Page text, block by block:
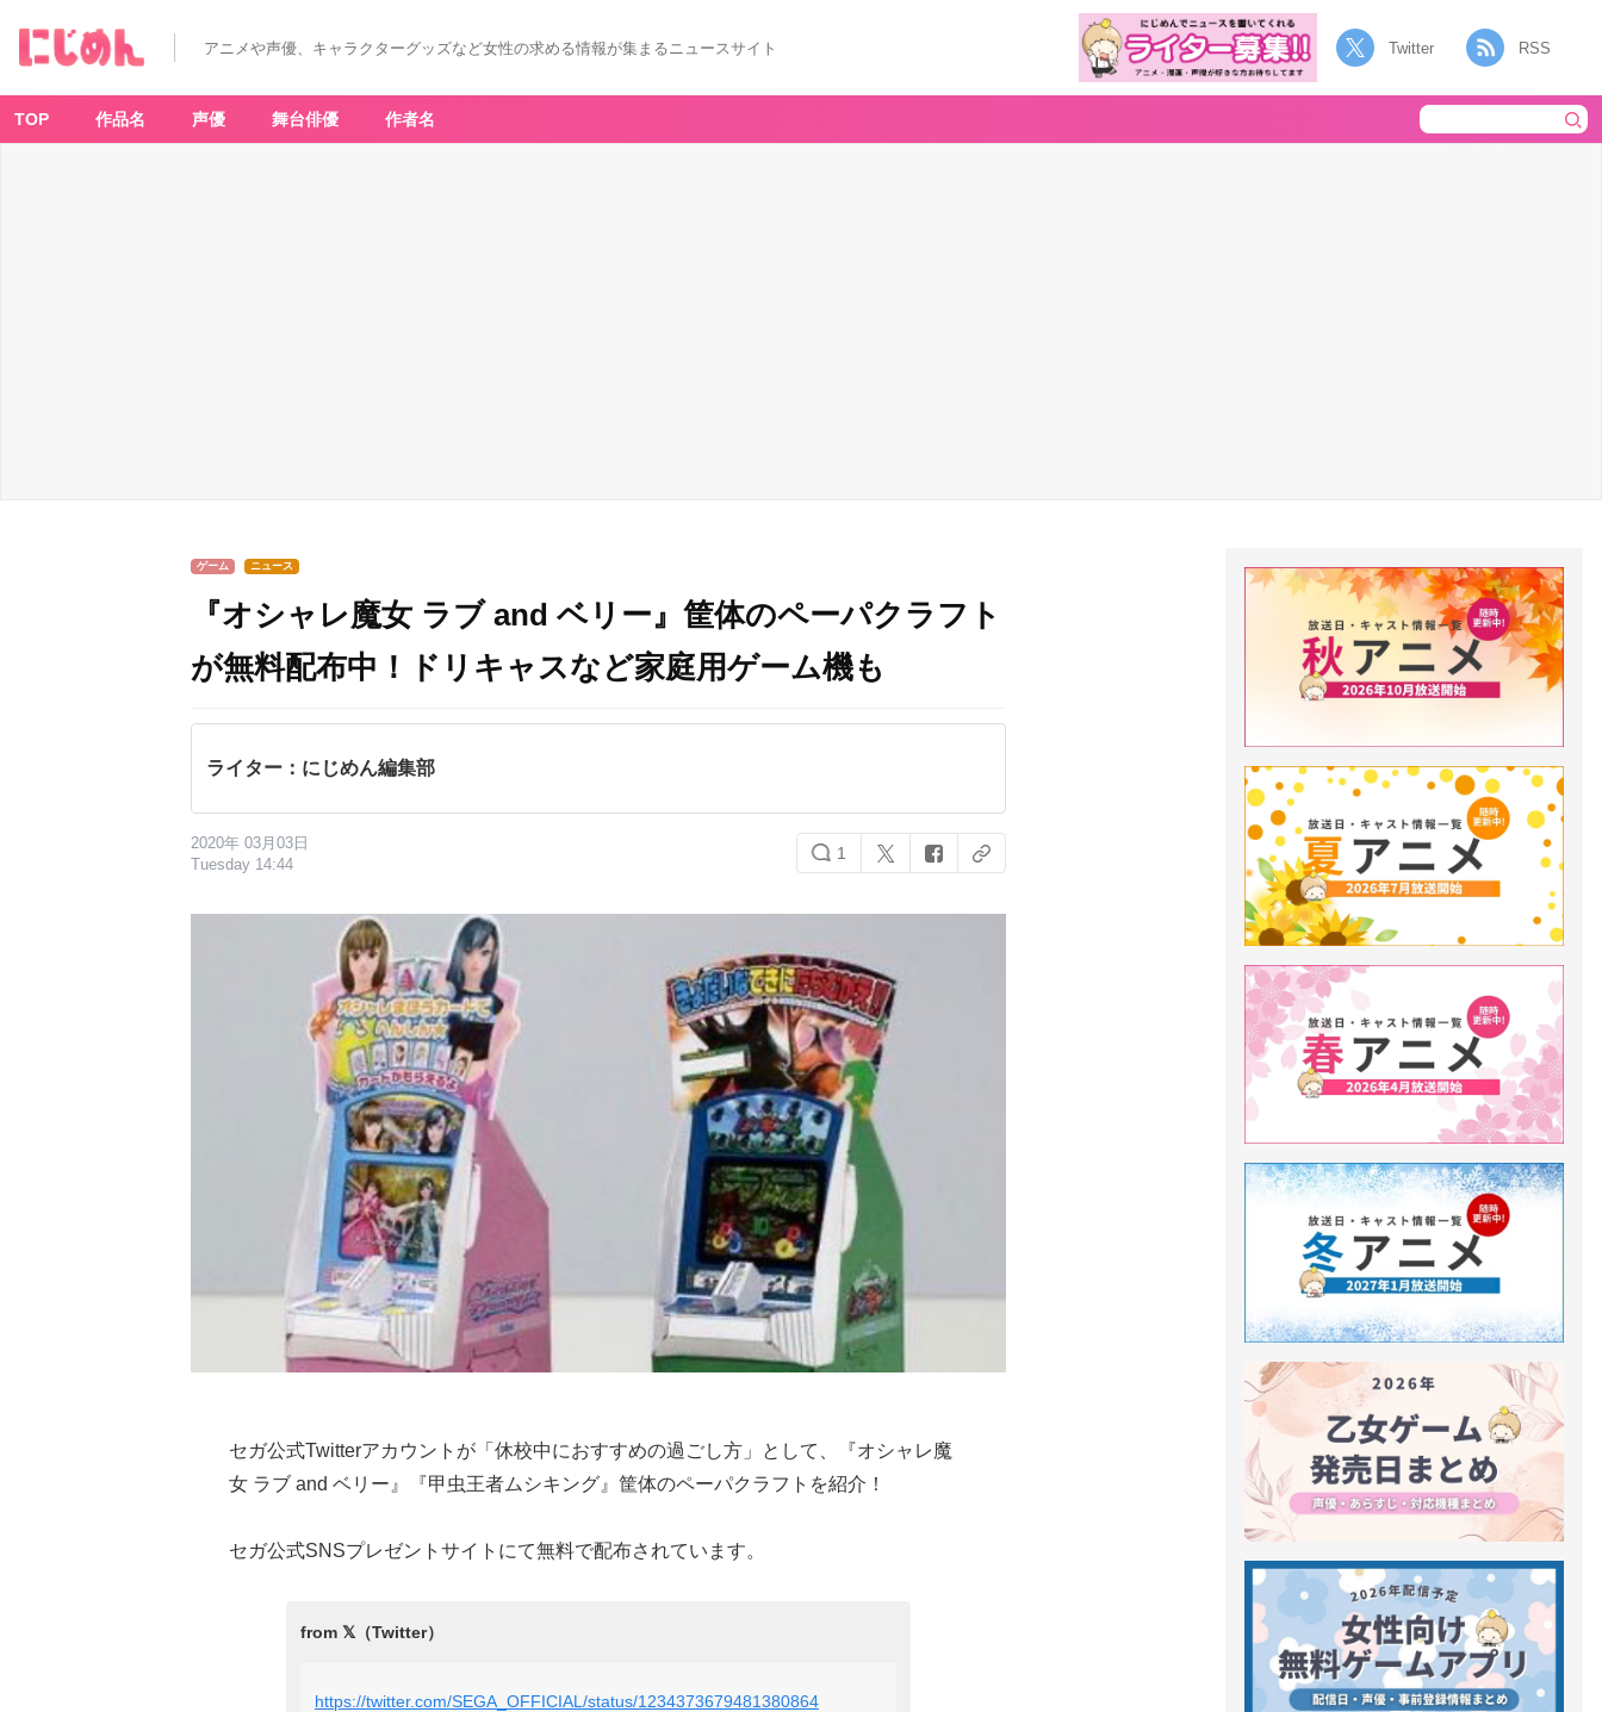
アニメや声優、キャラクターグッズなど女性の求める情報が集まるニュースサイト Twitter RSS
TOP 作品名 声優 舞台俳優 作者名
ゲーム ニュース
『オシャレ魔女 ラブ and ベリー』筐体のペーパクラフト
が無料配布中！ドリキャスなど家庭用ゲーム機も
ライター：にじめん編集部
2020年 03月03日
Tuesday 14:44
1
セガ公式Twitterアカウントが「休校中におすすめの過ごし方」として、『オシャレ魔
女 ラブ and ベリー』『甲虫王者ムシキング』筐体のペーパクラフトを紹介！
セガ公式SNSプレゼントサイトにて無料で配布されています。
https://twitter.com/SEGA_OFFICIAL/status/1234373679481380864